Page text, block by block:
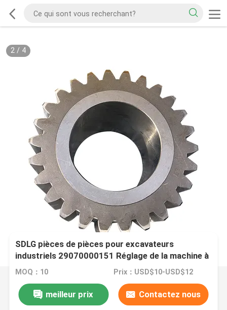
2/ 4
SDLG pièces de pièces pour excavateurs
industriels 29070000151 Réglage de la machine à
laver pour LG956
MOQ：10 Prix：USD$10-USD$12
meilleur prix Contactez nous